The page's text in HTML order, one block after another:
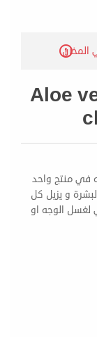
المخزن
Aloe
في منتج واحد
و يزيل كل
لغسل الوجه او